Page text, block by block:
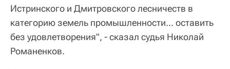
Истринского и Дмитровского лесничеств в
категорию земель промышленности... оставить
без удовлетворения", - сказал судья Николай
Романенков.